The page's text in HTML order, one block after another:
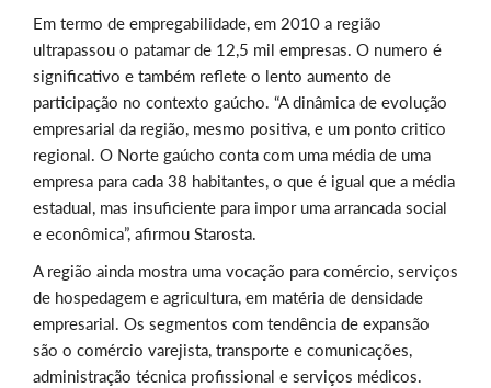
Em termo de empregabilidade, em 2010 a região
ultrapassou o patamar de 12,5 mil empresas. O numero é
significativo e também reflete o lento aumento de
participação no contexto gaúcho. “A dinâmica de evolução
empresarial da região, mesmo positiva, e um ponto critico
regional. O Norte gaúcho conta com uma média de uma
empresa para cada 38 habitantes, o que é igual que a média
estadual, mas insuficiente para impor uma arrancada social
e econômica”, afirmou Starosta.
A região ainda mostra uma vocação para comércio, serviços
de hospedagem e agricultura, em matéria de densidade
empresarial. Os segmentos com tendência de expansão
são o comércio varejista, transporte e comunicações,
administração técnica profissional e serviços médicos.